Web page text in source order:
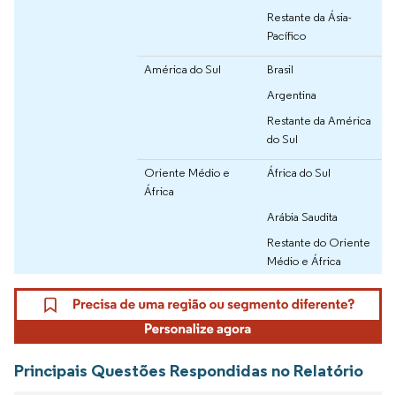
Restante da Ásia-
Pacífico
América do Sul
Brasil
Argentina
Restante da América
do Sul
Oriente Médio e
África
África do Sul
Arábia Saudita
Restante do Oriente
Médio e África
Principais Questões Respondidas no Relatório